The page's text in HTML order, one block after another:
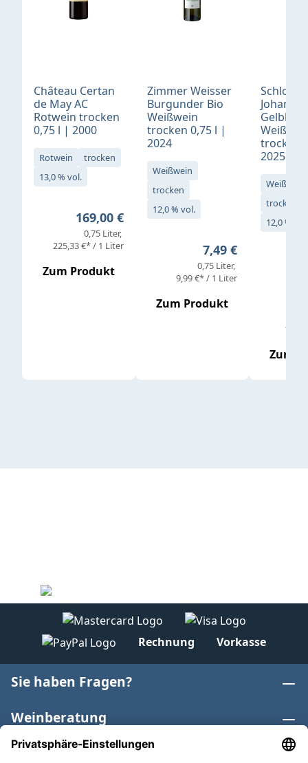
Château Certan
de May AC
Rotwein trocken
0,75 l | 2000
Rotwein
trocken
13,0 % vol.
Regulärer Preis:
169,00 €
0,75 Liter
225,33 €* / 1 Liter
Zum Produkt
Zimmer Weisser
Burgunder Bio
Weißwein
trocken 0,75 l |
2024
Weißwein
trocken
12,0 % vol.
Regulärer Preis:
7,49 €
0,75 Liter
9,99 €* / 1 Liter
Zum Produkt
Schloß
Gelblack
trocken
2025
Weißwein
trocken
12,0 % vol.
Zum
Rechnung Vorkasse
Sie haben Fragen?
Weinberatung
Informationen